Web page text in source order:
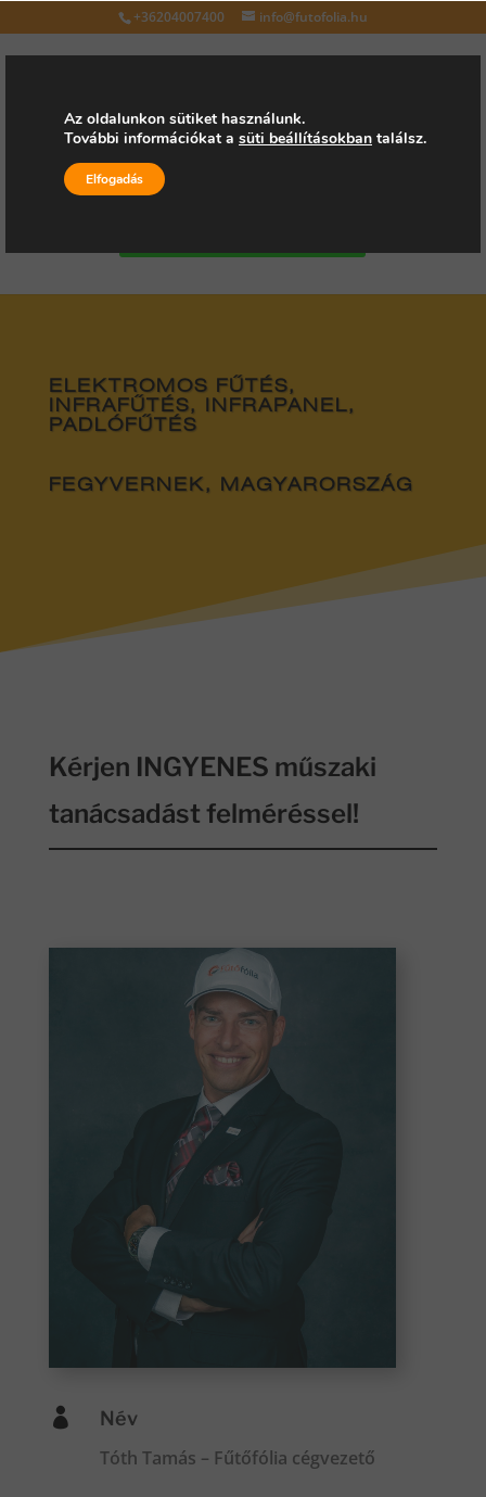
+36204007400 info@futofolia.hu
Válasszon oldalt
ELEKTROMOS FŰTÉS,
INFRAFŰTÉS, INFRAPANEL,
PADLÓFŰTÉS
FEGYVERNEK, MAGYARORSZÁG
Kérjen INGYENES műszaki
tanácsadást felméréssel!
 Név
Tóth Tamás – Fűtőfólia cégvezető
Az oldalunkon sütiket használunk.
További információkat a süti beállításokban találsz.
Elfogadás